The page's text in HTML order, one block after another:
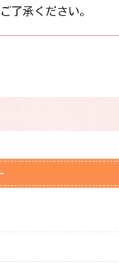
了承ください。